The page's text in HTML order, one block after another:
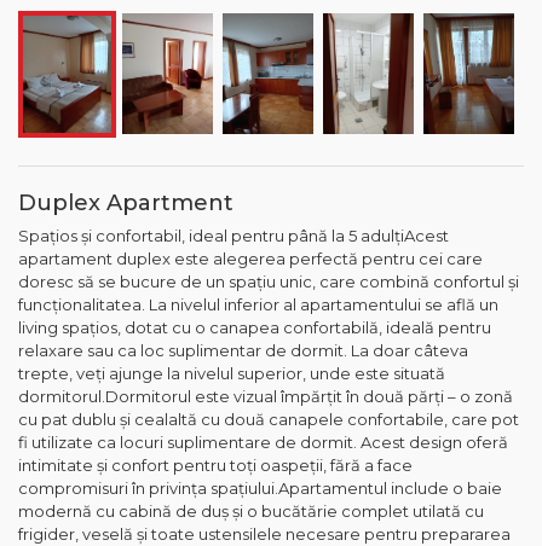
Duplex Apartment
Spațios și confortabil, ideal pentru până la 5 adulțiAcest
apartament duplex este alegerea perfectă pentru cei care
doresc să se bucure de un spațiu unic, care combină confortul și
funcționalitatea. La nivelul inferior al apartamentului se află un
living spațios, dotat cu o canapea confortabilă, ideală pentru
relaxare sau ca loc suplimentar de dormit. La doar câteva
trepte, veți ajunge la nivelul superior, unde este situată
dormitorul.Dormitorul este vizual împărțit în două părți – o zonă
cu pat dublu și cealaltă cu două canapele confortabile, care pot
fi utilizate ca locuri suplimentare de dormit. Acest design oferă
intimitate și confort pentru toți oaspeții, fără a face
compromisuri în privința spațiului.Apartamentul include o baie
modernă cu cabină de duș și o bucătărie complet utilată cu
frigider, veselă și toate ustensilele necesare pentru prepararea